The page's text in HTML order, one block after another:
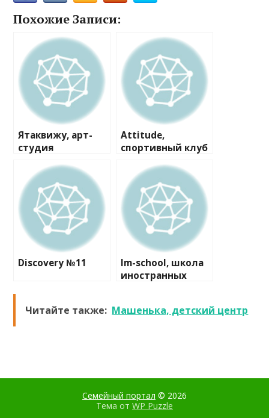
Похожие Записи:
Ятаквижу, арт-
студия
Attitude,
спортивный клуб
гимнастики
Discovery №11
Im-school, школа
иностранных
Читайте также: Машенька, детский центр
Семейный портал © 2026
Тема от WP Puzzle